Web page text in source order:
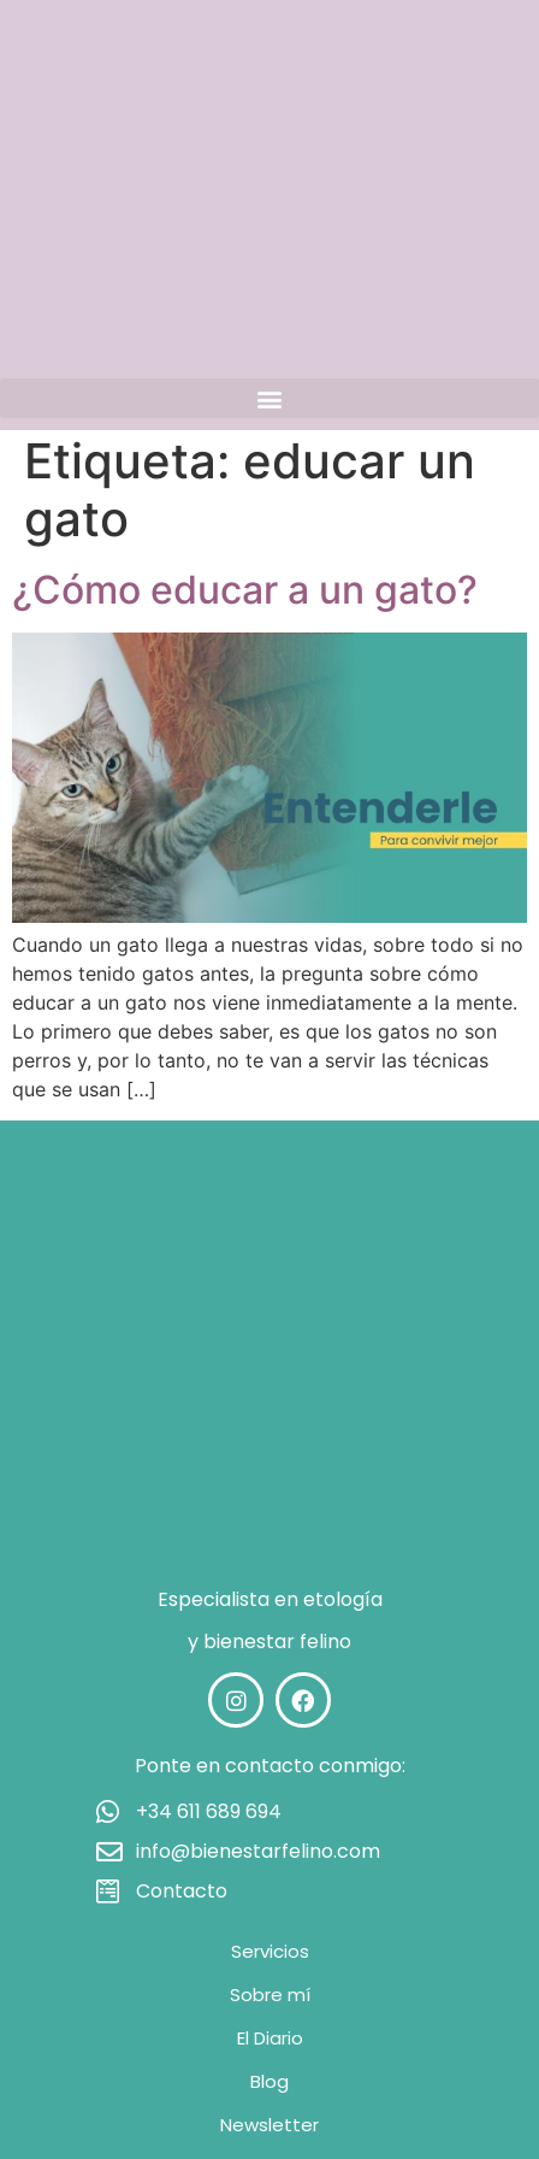
Etiqueta: educar un
gato
¿Cómo educar a un gato?
Cuando un gato llega a nuestras vidas, sobre todo si no
hemos tenido gatos antes, la pregunta sobre cómo
educar a un gato nos viene inmediatamente a la mente.
Lo primero que debes saber, es que los gatos no son
perros y, por lo tanto, no te van a servir las técnicas
que se usan […]
Especialista en etología
y bienestar felino
Ponte en contacto conmigo:
+34 611 689 694
info@bienestarfelino.com
Contacto
Servicios
Sobre mí
El Diario
Blog
Newsletter